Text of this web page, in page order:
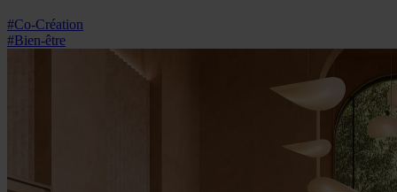
#Co-Création
#Bien-être